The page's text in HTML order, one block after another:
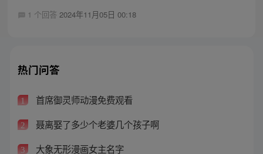
1 个回答 2024年11月05日 00:18
热门问答
1 首席御灵师动漫免费观看
2 聂离娶了多少个老婆几个孩子啊
3 大象无形漫画女主名字